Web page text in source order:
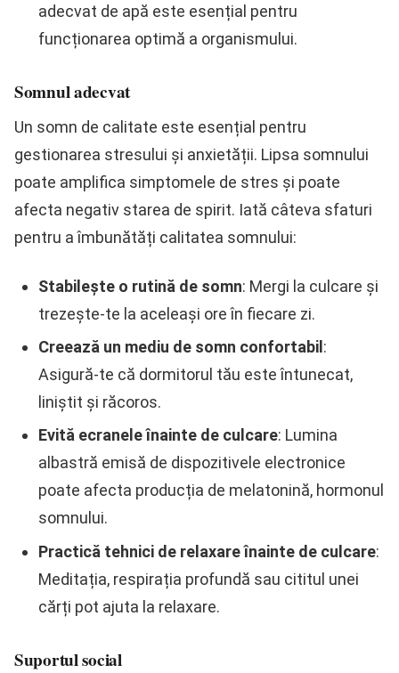
adecvat de apă este esențial pentru
funcționarea optimă a organismului.
Somnul adecvat
Un somn de calitate este esențial pentru
gestionarea stresului și anxietății. Lipsa somnului
poate amplifica simptomele de stres și poate
afecta negativ starea de spirit. Iată câteva sfaturi
pentru a îmbunătăți calitatea somnului:
Stabilește o rutină de somn: Mergi la culcare și
trezește-te la aceleași ore în fiecare zi.
Creează un mediu de somn confortabil :
Asigură-te că dormitorul tău este întunecat,
liniștit și răcoros.
Evită ecranele înainte de culcare: Lumina
albastră emisă de dispozitivele electronice
poate afecta producția de melatonină, hormonul
somnului.
Practică tehnici de relaxare înainte de culcare:
Meditația, respirația profundă sau cititul unei
cărți pot ajuta la relaxare.
Suportul social